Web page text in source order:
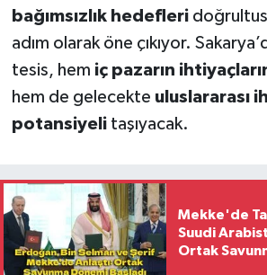
bağımsızlık hedefleri
adım olarak öne çıkıyor.
tesis, hem iç pazarın
hem de gelecekte uluslararası
potansiyelitaşıyacak.
Mekke'de
Suudi
Ortak